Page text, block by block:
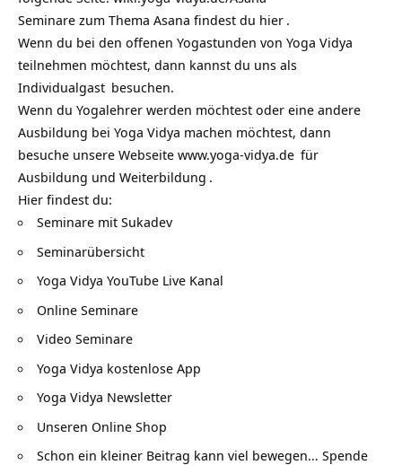
Seminare zum Thema Asana findest du hier .
Wenn du bei den offenen Yogastunden von Yoga Vidya
teilnehmen möchtest, dann kannst du uns als
Individualgast besuchen.
Wenn du Yogalehrer werden möchtest oder eine andere
Ausbildung bei Yoga Vidya machen möchtest, dann
besuche unsere Webseite www.yoga-vidya.de für
Ausbildung und Weiterbildung .
Hier findest du:
Seminare mit Sukadev
Seminarübersicht
Yoga Vidya YouTube Live Kanal
Online Seminare
Video Seminare
Yoga Vidya kostenlose App
Yoga Vidya Newsletter
Unseren Online Shop
Schon ein kleiner Beitrag kann viel bewegen… Spende